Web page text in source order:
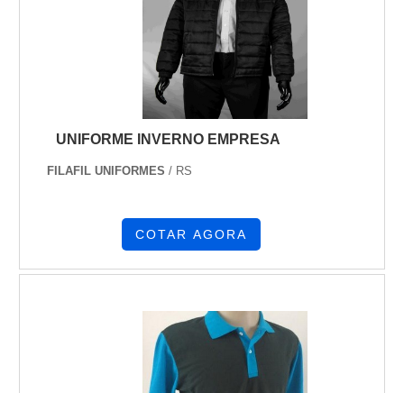
UNIFORME INVERNO EMPRESA
FILAFIL UNIFORMES / RS
COTAR AGORA